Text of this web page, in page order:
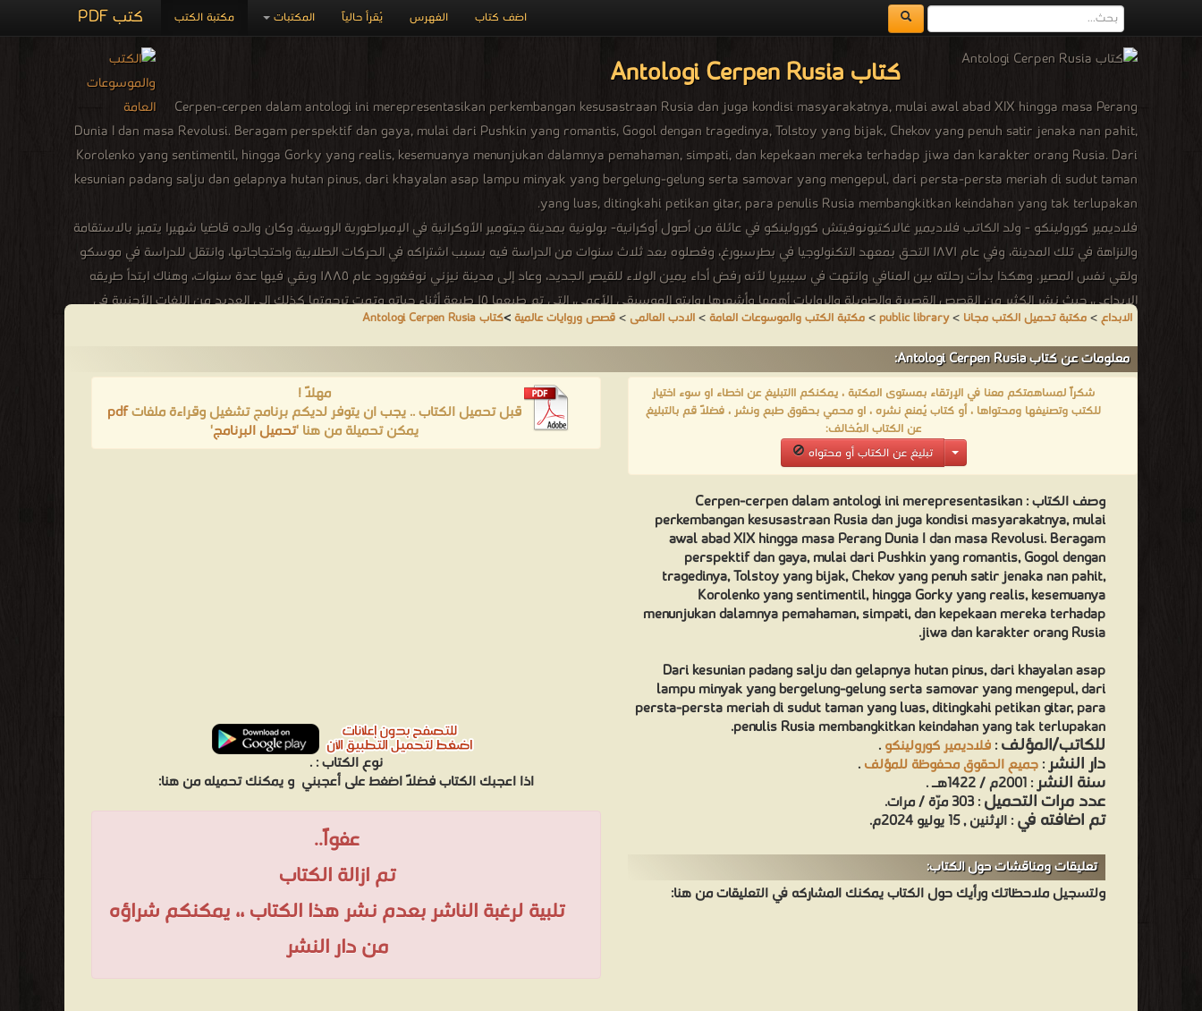
كتب PDF مكتبة الكتب المكتبات يُقرأ حالياً الفهرس اضف كتاب
كتاب Antologi Cerpen Rusia
Cerpen-cerpen dalam antologi ini merepresentasikan perkembangan kesusastraan Rusia dan juga kondisi masyarakatnya, mulai awal abad XIX hingga masa Perang
Dunia I dan masa Revolusi. Beragam perspektif dan gaya, mulai dari Pushkin yang romantis, Gogol dengan tragedinya, Tolstoy yang bijak, Chekov yang penuh satir jenaka nan pahit,
Korolenko yang sentimentil, hingga Gorky yang realis, kesemuanya menunjukan dalamnya pemahaman, simpati, dan kepekaan mereka terhadap jiwa dan karakter orang Rusia. Dari
kesunian padang salju dan gelapnya hutan pinus, dari khayalan asap lampu minyak yang bergelung-gelung serta samovar yang mengepul, dari persta-persta meriah di sudut taman
yang luas, ditingkahi petikan gitar, para penulis Rusia membangkitkan keindahan yang tak terlupakan.
فلاديمير كورولينكو - ولد الكاتب فلاديمير غالاكتيونوفيتش كورولينكو في عائلة من أصول أوكرانية- بولونية بمدينة جيتومير الأوكرانية في الإمبراطورية الروسية، وكان والده قاضيا شهيرا يتميز بالاستقامة
والنزاهة في تلك المدينة، وفي عام ١٨٧١ التحق بمعهد التكنولوجيا في بطرسبورغ، وفصلوه بعد ثلاث سنوات من الدراسة فيه بسبب اشتراكه في الحركات الطلابية واحتجاجاتها، وانتقل للدراسة في موسكو
ولقي نفس المصير. وهكذا بدأت رحلته بين المنافي وانتهت في سيبيريا لأنه رفض أداء يمين الولاء للقيصر الجديد، وعاد إلى مدينة نيزني نوفغورود عام ١٨٨٥ وبقي فيها عدة سنوات، وهناك ابتدأ طريقه
الإبداعي، حيث نشر الكثير من القصص القصيرة والطويلة والروايات أهمها وأشهرها روايته الموسيقي الأعمى، التي تم طبعها ١٥ طبعة أثناء حياته وتمت ترجمتها كذلك إلى العديد من اللغات الأجنبية في
حينها. ❰ له مجموعة من الإنجازات والمؤلفات أبرزها ❞ قرية الله وقصص أخرى ❝ ❞ الموسيقي الأعمى ❝ ❞ طيور سمائية ووسط صحبة سيئة ❝ ❞ Новейшая русская история по В.В. Шульгину ❝ ❞ В
"Заразном городке" ❝ ❞ Sofron Ivanovich ❝ ❞ Ангел Иванович Богданович ❝ ❞ Бесскелетные души ❝ ❞ История моего современника. Книга вторая. ❝ الناشرين : ❞ جميع الحقوق
محفوظة للمؤلف ❝ ❞ دار آفاق للنشر والتوزيع ❝ ❞ الهيئة العامة السورية للكتاب ❝ ❞ دار المأمون للترجمة والنشر ❝ ❞ أقلام عربية للنشر والتوزيع ❝ ❱
من قصص وروايات عالمية الادب العالمى - مكتبة الكتب والموسوعات العامة.
الابداع>مكتبة تحميل الكتب مجانا >
public library
>مكتبة الكتب والموسوعات العامة>الادب العالمى >قصص وروايات عالمية>كتاب Antologi Cerpen Rusia
معلومات عن كتاب Antologi Cerpen Rusia:
شكراً لمساهمتكم معنا في الإرتقاء بمستوى المكتبة ، يمكنكم االتبليغ عن اخطاء او سوء اختيار
للكتب وتصنيفها ومحتواها ، أو كتاب يُمنع نشره ، او محمي بحقوق طبع ونشر ، فضلاً قم بالتبليغ
عن الكتاب المُخالف:
تبليغ عن الكتاب أو محتواه
وصف الكتاب :Cerpen-cerpen dalam antologi ini merepresentasikan
perkembangan kesusastraan Rusia dan juga kondisi masyarakatnya, mulai
awal abad XIX hingga masa Perang Dunia I dan masa Revolusi. Beragam
perspektif dan gaya, mulai dari Pushkin yang romantis, Gogol dengan
tragedinya, Tolstoy yang bijak, Chekov yang penuh satir jenaka nan pahit,
Korolenko yang sentimentil, hingga Gorky yang realis, kesemuanya
menunjukan dalamnya pemahaman, simpati, dan kepekaan mereka terhadap
jiwa dan karakter orang Rusia.
Dari kesunian padang salju dan gelapnya hutan pinus, dari khayalan asap
lampu minyak yang bergelung-gelung serta samovar yang mengepul, dari
persta-persta meriah di sudut taman yang luas, ditingkahi petikan gitar, para
penulis Rusia membangkitkan keindahan yang tak terlupakan.
للكاتب/المؤلف:فلاديمير كورولينكو.
دار النشر:جميع الحقوق محفوظة للمؤلف.
سنة النشر: 2001م / 1422هـ .
عدد مرات التحميل: 303 مرّة / مرات.
تم اضافته في: الإثنين , 15 يوليو 2024م.
تعليقات ومناقشات حول الكتاب:
ولتسجيل ملاحظاتك ورأيك حول الكتاب يمكنك المشاركه في التعليقات من هنا:
مهلاً !
قبل تحميل الكتاب .. يجب ان يتوفر لديكم برنامج تشغيل وقراءة ملفاتpdf
يمكن تحميلة من هنا 'تحميل البرنامج'
نوع الكتاب :.
اذا اعجبك الكتاب فضلاً اضغط على أعجبني و يمكنك تحميله من هنا:
عفواً..
تم ازالة الكتاب
تلبية لرغبة الناشر بعدم نشر هذا الكتاب ،، يمكنكم شراؤه
من دار النشر